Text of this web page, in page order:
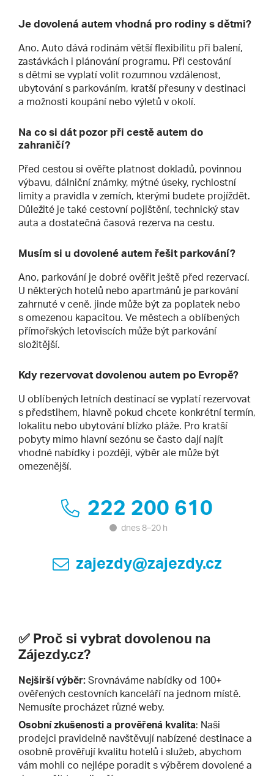
Je dovolená autem vhodná pro rodiny s dětmi?
Ano. Auto dává rodinám větší flexibilitu při balení,
zastávkách i plánování programu. Při cestování
s dětmi se vyplatí volit rozumnou vzdálenost,
ubytování s parkováním, kratší přesuny v destinaci
a možnosti koupání nebo výletů v okolí.
Na co si dát pozor při cestě autem do
zahraničí?
Před cestou si ověřte platnost dokladů, povinnou
výbavu, dálniční známky, mýtné úseky, rychlostní
limity a pravidla v zemích, kterými budete projíždět.
Důležité je také cestovní pojištění, technický stav
auta a dostatečná časová rezerva na cestu.
Musím si u dovolené autem řešit parkování?
Ano, parkování je dobré ověřit ještě před rezervací.
U některých hotelů nebo apartmánů je parkování
zahrnuté v ceně, jinde může být za poplatek nebo
s omezenou kapacitou. Ve městech a oblíbených
přímořských letoviscích může být parkování
složitější.
Kdy rezervovat dovolenou autem po Evropě?
U oblíbených letních destinací se vyplatí rezervovat
s předstihem, hlavně pokud chcete konkrétní termín,
lokalitu nebo ubytování blízko pláže. Pro kratší
pobyty mimo hlavní sezónu se často dají najít
vhodné nabídky i později, výběr ale může být
omezenější.
222 200 610
dnes 8–20 h
zajezdy@zajezdy.cz
✅ Proč si vybrat dovolenou na
Zájezdy.cz?
Nejširší výběr: Srovnáváme nabídky od 100+
ověřených cestovních kanceláří na jednom místě.
Nemusíte procházet různé weby.
Osobní zkušenosti a prověřená kvalita: Naši
prodejci pravidelně navštěvují nabízené destinace a
osobně prověřují kvalitu hotelů i služeb, abychom
vám mohli co nejlépe poradit s výběrem dovolené a